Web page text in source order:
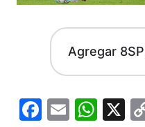
Agregar
Facebook
Email X